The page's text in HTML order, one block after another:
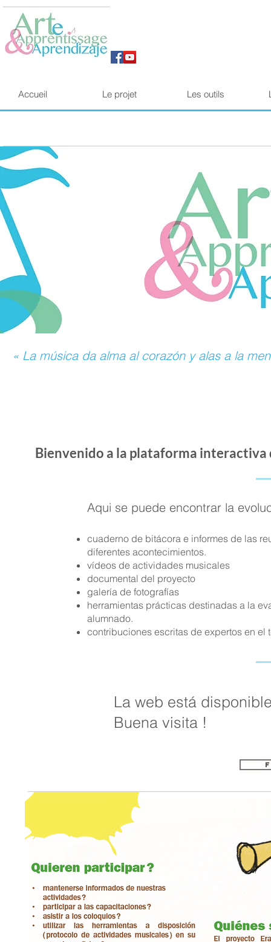
Accueil Le projet Les outils
« La música da alma al corazón y alas a la
Bienvenido a la plataforma
Aqui se puede encontrar la
cuaderno de bitácora e informes de las
diferentes acontecimientos.
vídeos de actividades musicales
documental del proyecto
galería de fotografías
herramientas prácticas destinadas a la
alumnado.
contribuciones escritas de expertos en el
La web está
Buena visita !